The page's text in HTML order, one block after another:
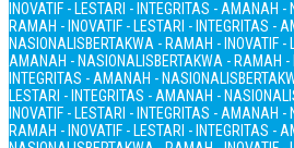
INOVATIF - LESTARI - INTEGRITAS - AMANAH -
RAMAH - INOVATIF - LESTARI - INTEGRITAS -
NASIONALISBERTAKWA - RAMAH - INOVATIF -
AMANAH - NASIONALISBERTAKWA - RAMAH -
INTEGRITAS - AMANAH - NASIONALIS
LESTARI - INTEGRITAS - AMANAH -
INOVATIF - LESTARI - INTEGRITAS - AMANAH -
RAMAH - INOVATIF - LESTARI - INTEGRITAS -